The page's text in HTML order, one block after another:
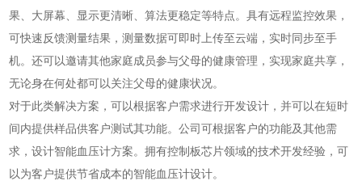
果、大屏幕、显示更清晰、算法更稳定等特点。具有远程监控效果，
可快速反馈测量结果，测量数据可即时上传至云端，实时同步至手
机。还可以邀请其他家庭成员参与父母的健康管理，实现家庭共享，
无论身在何处都可以关注父母的健康状况。
对于此类解决方案，可以根据客户需求进行开发设计，并可以在短时
间内提供样品供客户测试其功能。公司可根据客户的功能及其他需
求，设计智能血压计方案。拥有控制板芯片领域的技术开发经验，可
以为客户提供节省成本的智能血压计设计。